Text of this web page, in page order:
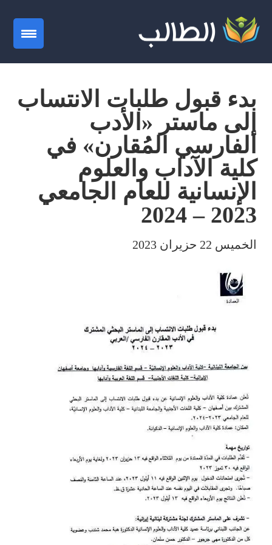
بدء قبول طلبات الانتساب
إلى ماستر «الأدب
الفارسي المُقارن» في
كلية الآداب والعلوم
الإنسانية للعام الجامعي
2023 – 2024
الخميس 22 حزيران 2023